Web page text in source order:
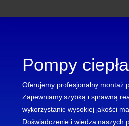
Pompy ciepła
Oferujemy profesjonalnymontaż
Zapewniamyszybką isprawną
wykorzystaniewysokiejjakości
Doświadczenieiwiedza naszych